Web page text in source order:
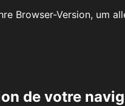
Browser-Version, um
de votre